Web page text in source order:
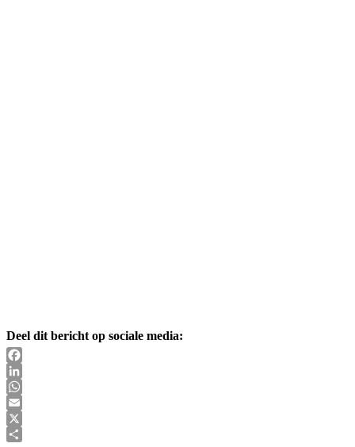
Deel dit bericht op sociale media:
Facebook
LinkedIn
WhatsApp
Email
X